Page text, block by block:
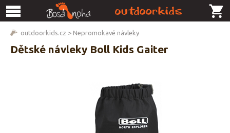
outdoorkids.cz > Nepromokavé návleky
Dětské návleky Boll Kids Gaiter